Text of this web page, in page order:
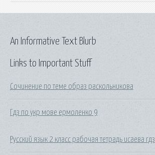
Links to Important Stuff
Сочинение по теме образ раскольникова
Гдз по укр мове ермоленко 9
Русский язык 2 класс рабочая тетрадь исаева гдз
An Informative Text Blurb